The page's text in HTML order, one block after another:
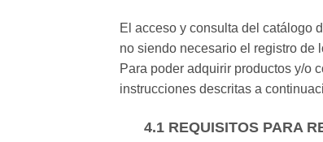
El acceso y consulta del catálogo
no siendo necesario el registro de
Para poder adquirir productos y/o
instrucciones descritas a
4.1 REQUISITOS PARA